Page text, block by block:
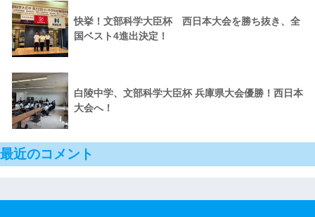
快挙！文部科学大臣杯 西日本大会を勝ち抜き、全
国ベスト4進出決定！
白陵中学、文部科学大臣杯 兵庫県大会優勝！西日本
大会へ！
最近のコメント